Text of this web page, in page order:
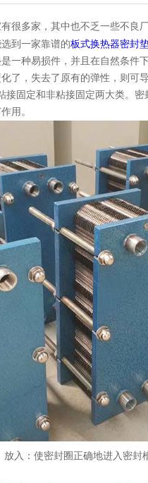
很多家，其中也不乏一些不良
到一家靠谱的板式换热器密封
一种易损件，并且在自然条件
化了，失去了原有的弹性，
固定和非粘接固定两大类。
作用。
入：使密封圈正确地进入密